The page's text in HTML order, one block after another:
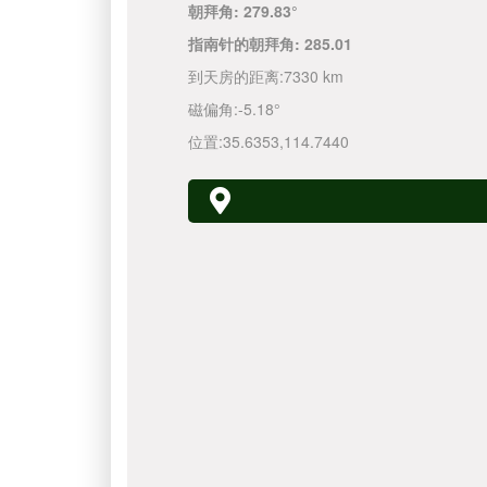
朝拜角: 279.83°
指南针的朝拜角: 285.01
到天房的距离:7330 km
磁偏角:-5.18°
位置:35.6353,114.7440